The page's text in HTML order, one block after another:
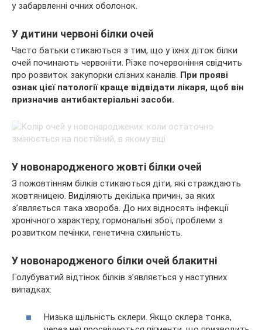
у забарвленні очних оболонок.
У дитини червоні білки очей
Часто батьки стикаються з тим, що у їхніх діток білки
очей починають червоніти. Різке почервоніння свідчить
про розвиток закупорки слізних каналів. При прояві
ознак цієї патології краще відвідати лікаря, щоб він
призначив антибактеріальні засоби.
У новонародженого жовті білки очей
З пожовтінням білків стикаються діти, які страждають
жовтяницею. Виділяють декілька причин, за яких
з’являється така хвороба. До них відносять інфекції
хронічного характеру, гормональні збої, проблеми з
розвитком печінки, генетична схильність.
У новонародженого білки очей блакитні
Голубуватий відтінок білків з’являється у наступних
випадках:
Низька щільність склери. Якщо склера тонка,